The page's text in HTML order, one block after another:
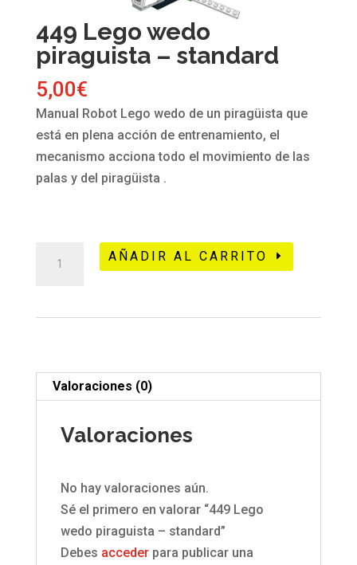
449 Lego wedo
piraguista – standard
5,00€
Manual Robot Lego wedo de un piragüista que
está en plena acción de entrenamiento, el
mecanismo acciona todo el movimiento de las
palas y del piragüista .
piraguista
cantidad
AÑADIR AL CARRITO
Valoraciones (0)
Valoraciones
No hay valoraciones aún.
Sé el primero en valorar “449 Lego
wedo piraguista – standard”
Debes accederpara publicar una